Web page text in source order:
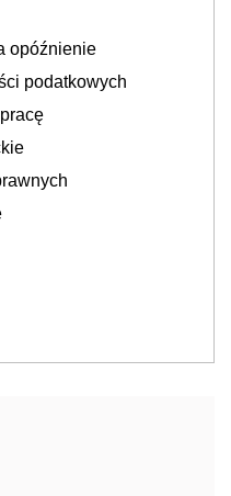
opóźnienie
podatkowych